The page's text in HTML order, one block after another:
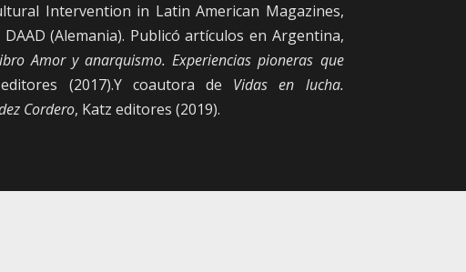
Intervention in Latin American Magazines,
(Alemania). Publicó artículos en Argentina,
Amor y anarquismo. Experiencias pioneras que
(2017).Y coautora de Vidas en lucha.
Cordero, Katz editores (2019).